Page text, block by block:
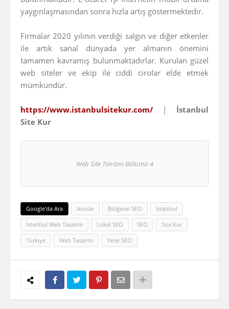
yaygınlaşmasından sonra hızla artış göstermektedir.
Firmalar 2020 yılının verdiği salgın ve diğer etkenler
ile artık sanal dünyada yer almanın önemini
tamamen kavramış bulunmaktadırlar. Kurulan güzel
web siteler ve ekip ile ciddi cirolar elde etmek
mümkündür.
https://www.istanbulsitekur.com/ | İstanbul
Site Kur
Web Site Tanıtım Bölümü 4
Google'da Ara Avcılar Bölgesel SEO İstanbul
İstanbul Web Tasarım Lokal SEO SEO Site Kur
Türkiye Web Tasarım Yerel SEO